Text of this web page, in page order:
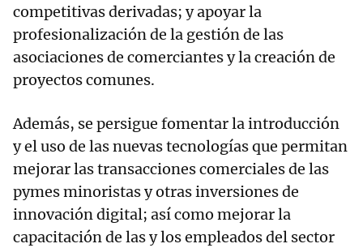
competitivas derivadas; y apoyar la
profesionalización de la gestión de las
asociaciones de comerciantes y la creación de
proyectos comunes.
Además, se persigue fomentar la introducción
y el uso de las nuevas tecnologías que permitan
mejorar las transacciones comerciales de las
pymes minoristas y otras inversiones de
innovación digital; así como mejorar la
capacitación de las y los empleados del sector